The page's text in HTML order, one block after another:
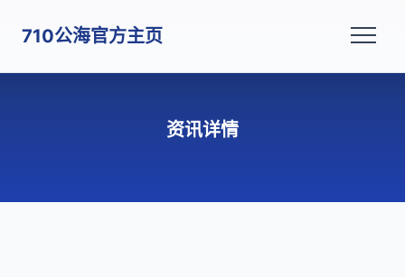
710公海官方主页
资讯详情